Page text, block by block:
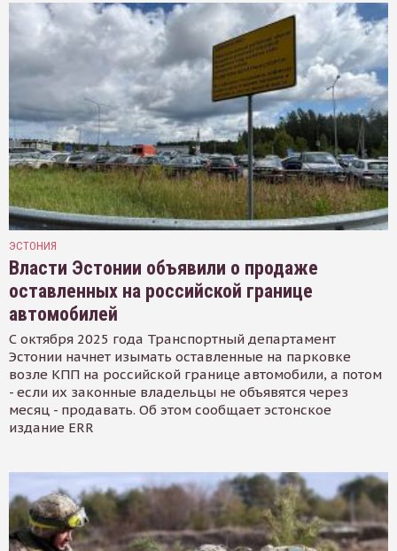
ЭСТОНИЯ
Власти Эстонии объявили о продаже
оставленных на российской границе
автомобилей
С октября 2025 года Транспортный департамент
Эстонии начнет изымать оставленные на парковке
возле КПП на российской границе автомобили, а потом
- если их законные владельцы не объявятся через
месяц - продавать. Об этом сообщает эстонское
издание ERR